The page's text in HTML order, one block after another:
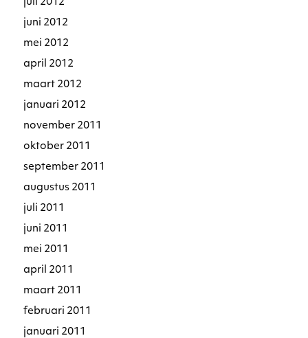
juli 2012
juni 2012
mei 2012
april 2012
maart 2012
januari 2012
november 2011
oktober 2011
september 2011
augustus 2011
juli 2011
juni 2011
mei 2011
april 2011
maart 2011
februari 2011
januari 2011